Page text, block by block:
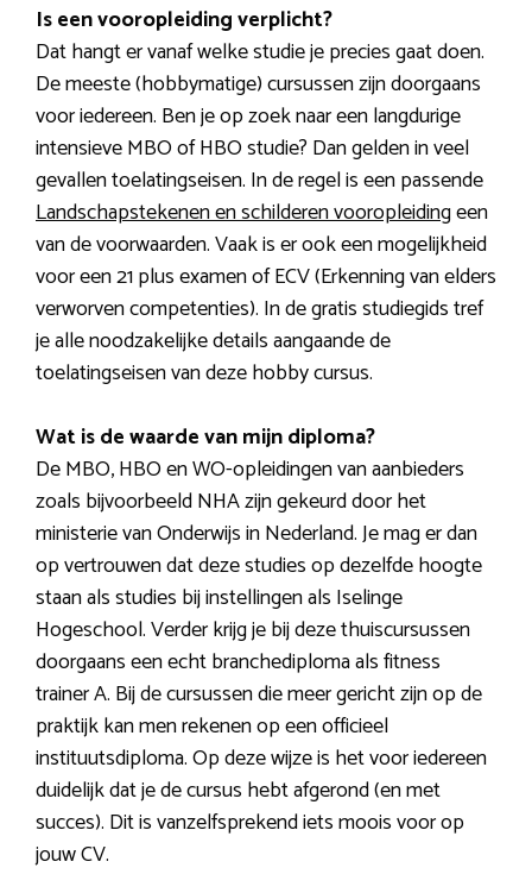
Is een vooropleiding verplicht?
Dat hangt er vanaf welke studie je precies gaat doen.
De meeste (hobbymatige) cursussen zijn doorgaans
voor iedereen. Ben je op zoek naar een langdurige
intensieve MBO of HBO studie? Dan gelden in veel
gevallen toelatingseisen. In de regel is een passende
Landschapstekenen en schilderen vooropleidingeen
van de voorwaarden. Vaak is er ook een mogelijkheid
voor een 21 plus examen of ECV (Erkenning van elders
verworven competenties). In de gratis studiegids tref
je alle noodzakelijke details aangaande de
toelatingseisen van deze hobby cursus.
Wat is de waarde van mijn diploma?
De MBO, HBO en WO-opleidingen van aanbieders
zoals bijvoorbeeld NHA zijn gekeurd door het
ministerie van Onderwijs in Nederland. Je mag er dan
op vertrouwen dat deze studies op dezelfde hoogte
staan als studies bij instellingen als Iselinge
Hogeschool. Verder krijg je bij deze thuiscursussen
doorgaans een echt branchediploma als fitness
trainer A. Bij de cursussen die meer gericht zijn op de
praktijk kan men rekenen op een officieel
instituutsdiploma. Op deze wijze is het voor iedereen
duidelijk dat je de cursus hebt afgerond (en met
succes). Dit is vanzelfsprekend iets moois voor op
jouw CV.